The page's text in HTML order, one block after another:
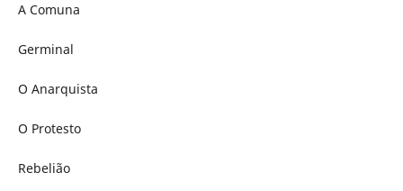
A Comuna
Germinal
O Anarquista
O Protesto
Rebelião